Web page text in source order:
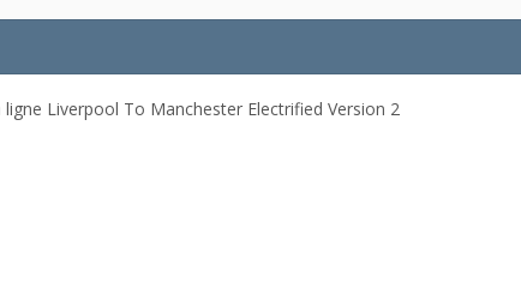
Liverpool To Manchester Electrified Version 2